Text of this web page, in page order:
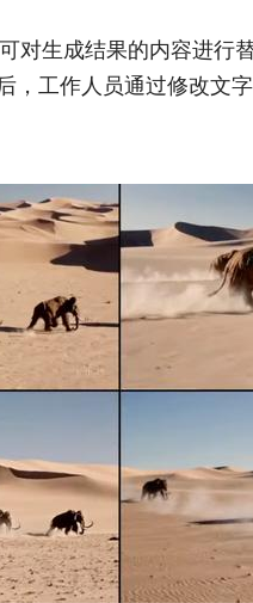
对生成结果的内容进行
，工作人员通过修改文